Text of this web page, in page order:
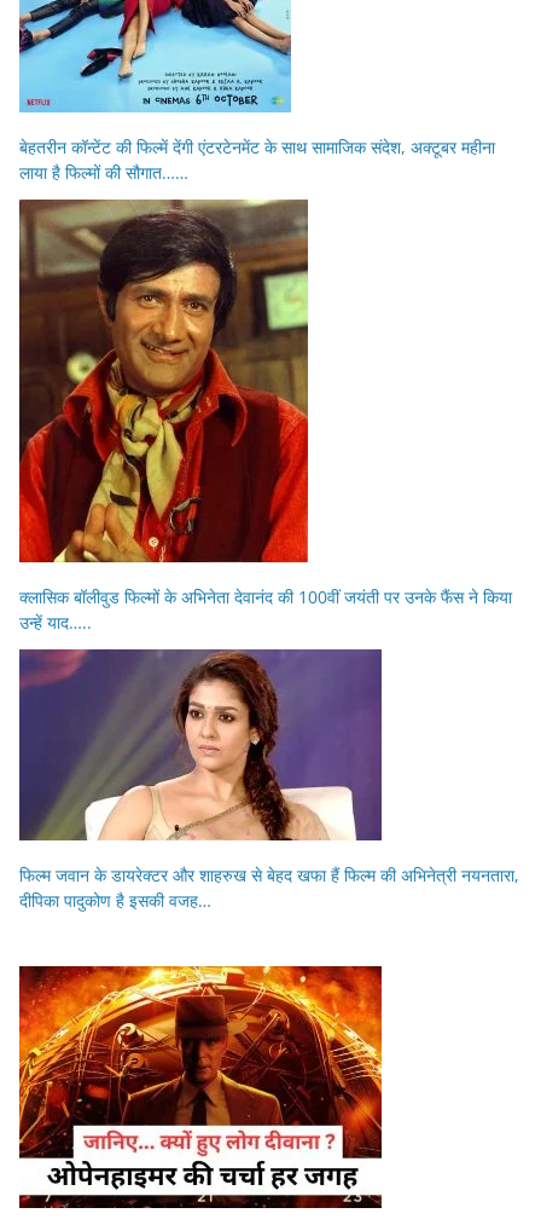
बेहतरीन कॉन्टेंट की फिल्में देंगी एंटरटेनमेंट के साथ सामाजिक संदेश, अक्टूबर महीना
लाया है फिल्मों की सौगात……
क्लासिक बॉलीवुड फिल्मों के अभिनेता देवानंद की 100वीं जयंती पर उनके फैंस ने किया
उन्हें याद…..
फिल्म जवान के डायरेक्टर और शाहरुख से बेहद खफा हैं फिल्म की अभिनेत्री नयनतारा,
दीपिका पादुकोण है इसकी वजह…